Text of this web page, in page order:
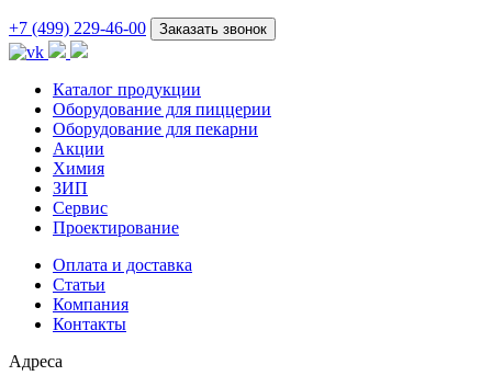
+7 (499) 229-46-00 Заказать звонок
Каталог продукции
Оборудование для пиццерии
Оборудование для пекарни
Акции
Химия
ЗИП
Сервис
Проектирование
Оплата и доставка
Cтатьи
Компания
Контакты
Адреса